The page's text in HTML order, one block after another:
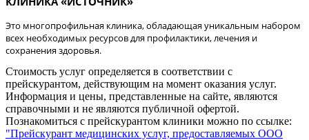
Это многопрофильная клиника, обладающая уникальным набором
всех необходимых ресурсов для профилактики, лечения и
сохранения здоровья.
Стоимость услуг определяется в соответствии с
прейскурантом, действующим на момент оказания услуг.
Информация и цены, представленные на сайте, являются
справочными и не являются публичной офертой.
Познакомиться с прейскурантом клиники можно по ссылке:
"Прейскурант медицинских услуг, предоставляемых ООО